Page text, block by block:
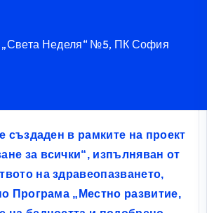
„Света Неделя“ №5, ПК София
създаден в рамките на проект
за всички“, изпълняван от
на здравеопазването,
Програма „Местно развитие,